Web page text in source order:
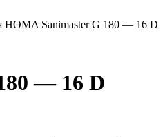
HOMA Sanimaster G 180 — 16 D
— 16 D